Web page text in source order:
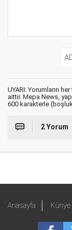
UYARI: Yorumların
aittir. Mepa News,
600 karakterle
2 Yorum
Anasayfa Künye